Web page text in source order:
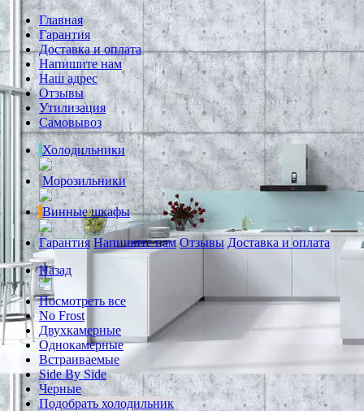
Главная
Гарантия
Доставка и оплата
Напишите нам
Наш адрес
Отзывы
Утилизация
Самовывоз
Холодильники
Морозильники
Винные шкафы
Гарантия Напишите нам Отзывы Доставка и оплата
Назад
Посмотреть все
No Frost
Двухкамерные
Однокамерные
Встраиваемые
Side By Side
Черные
Подобрать холодильник